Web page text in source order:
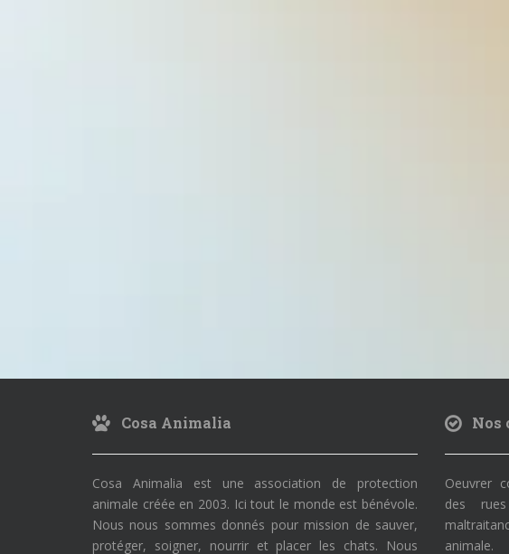
Cosa Animalia
Cosa Animalia est une association de protection
animale créée en 2003. Ici tout le monde est bénévole.
Nous nous sommes donnés pour mission de sauver,
protéger, soigner, nourrir et placer les chats. Nous
Nos
Oeuvrer
des